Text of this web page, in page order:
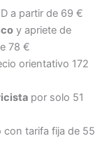
a partir de 69 €
y apriete de
78 €
orientativo 172
por solo 51
con tarifa fija de 55